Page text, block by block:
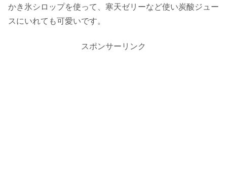
かき氷シロップを使って、寒天ゼリーなど使い炭酸ジュー
スにいれても可愛いです。
スポンサーリンク